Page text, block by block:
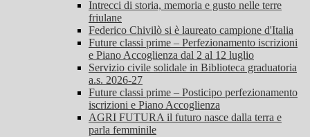
Intrecci di storia, memoria e gusto nelle terre
friulane
Federico Chivilò si è laureato campione d'Italia
Future classi prime – Perfezionamento iscrizioni
e Piano Accoglienza dal 2 al 12 luglio
Servizio civile solidale in Biblioteca graduatoria
a.s. 2026-27
Future classi prime – Posticipo perfezionamento
iscrizioni e Piano Accoglienza
AGRI FUTURA il futuro nasce dalla terra e
parla femminile